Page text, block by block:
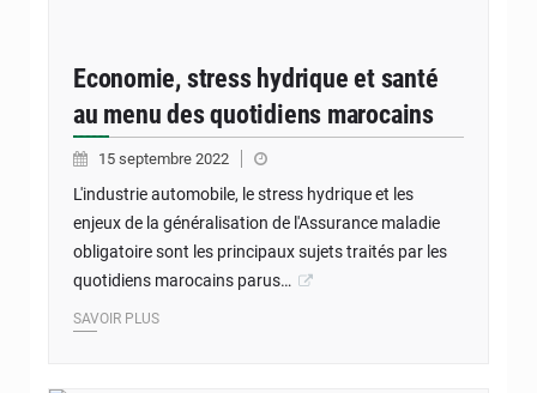
Economie, stress hydrique et santé
au menu des quotidiens marocains
15 septembre 2022
L'industrie automobile, le stress hydrique et les
enjeux de la généralisation de l'Assurance maladie
obligatoire sont les principaux sujets traités par les
quotidiens marocains parus…
SAVOIR PLUS